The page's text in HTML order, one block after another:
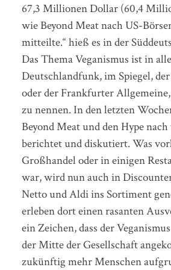
67,3 Millionen Dollar (60,4
wie Beyond Meat nach US-
mitteilte.“ hieß es in der
Das Thema Veganismus ist in
Deutschlandfunk, im Spiegel,
oder der Frankfurter
zu nennen. In den letzten
Beyond Meat und den Hype
berichtet und diskutiert. Was
Großhandel oder in einigen
war, wird nun auch in
Netto und Aldi ins Sortiment
erleben dort einen rasanten
ein Zeichen, dass der
der Mitte der Gesellschaft
zukünftig mehr Menschen